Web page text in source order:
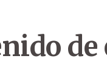
de